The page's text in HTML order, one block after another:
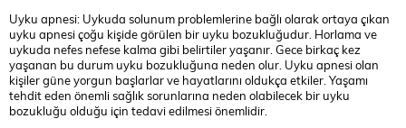
Uyku apnesi: Uykuda solunum problemlerine bağlı olarak ortaya çıkan
uyku apnesi çoğu kişide görülen bir uyku bozukluğudur. Horlama ve
uykuda nefes nefese kalma gibi belirtiler yaşanır. Gece birkaç kez
yaşanan bu durum uyku bozukluğuna neden olur. Uyku apnesi olan
kişiler güne yorgun başlarlar ve hayatlarını oldukça etkiler. Yaşamı
tehdit eden önemli sağlık sorunlarına neden olabilecek bir uyku
bozukluğu olduğu için tedavi edilmesi önemlidir.